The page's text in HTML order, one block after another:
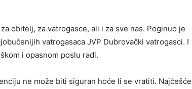
obitelj, za vatrogasce, ali i za sve nas. Poginuo je
vatrogasaca JVP Dubrovački vatrogasci. I
i opasnom poslu radi.
ne može biti siguran hoće li se vratiti. Najčešće